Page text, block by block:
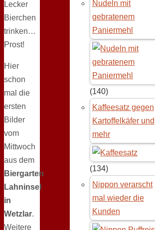
Lecker
Bierchen
trinken…
Prost!
Hier
schon
mal die
ersten
Bilder
vom
Mittwoch
aus dem
Biergarten
Lahninsel
in
Wetzlar.
Weitere
Nudeln mit
gebratenem
Paniermehl
(140)
Kaffeesatz gegen
Kartoffelkäfer und
mehr
(134)
Nippon verarscht
mal wieder die
Kunden